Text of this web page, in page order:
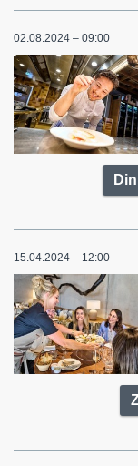
02.08.2024 – 09:00
15.04.2024 – 12:00